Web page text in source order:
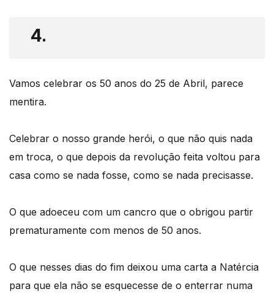
4.
Vamos celebrar os 50 anos do 25 de Abril, parece
mentira.
Celebrar o nosso grande herói, o que não quis nada
em troca, o que depois da revolução feita voltou para
casa como se nada fosse, como se nada precisasse.
O que adoeceu com um cancro que o obrigou partir
prematuramente com menos de 50 anos.
O que nesses dias do fim deixou uma carta a Natércia
para que ela não se esquecesse de o enterrar numa